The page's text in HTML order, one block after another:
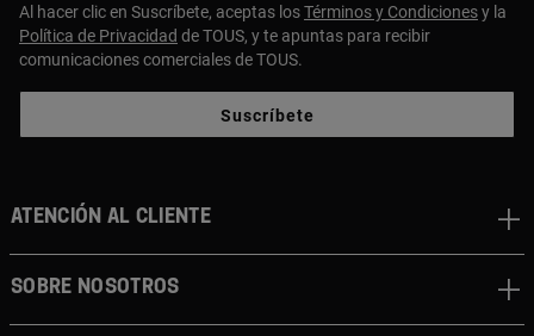
Al hacer clic en Suscríbete, aceptas losTérminos y Condicionesy la
Política de Privacidad de TOUS, y te apuntas para recibir
comunicaciones comerciales de TOUS.
Suscríbete
ATENCIÓN AL CLIENTE
SOBRE NOSOTROS